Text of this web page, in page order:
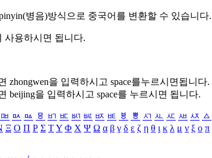
병음)방식으로 중국어를 변환할 수 있습니다.
사용하시면 됩니다.
zhongwen을 입력하시고 space를누르시면됩니다.
beijing을 입력하시고 space를 누르시면 됩니다.
ㅮ ㅯ ㅰ ㅱ ㅲ ㅳ ㅴ ㅵ ㅶ ㅷ ㅸ ㅹ ㅺ ㅻ ㅼ ㅽ ㅾ ㅿ
Ξ Ο Π Ρ Σ ΤΥ Φ Χ Ψ Ω α β γ δ ε ζ η θ ι κ λ μ ν ξ ο π